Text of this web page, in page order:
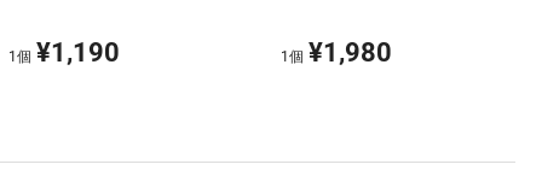
1 個 ¥1,190 1個 ¥1,980